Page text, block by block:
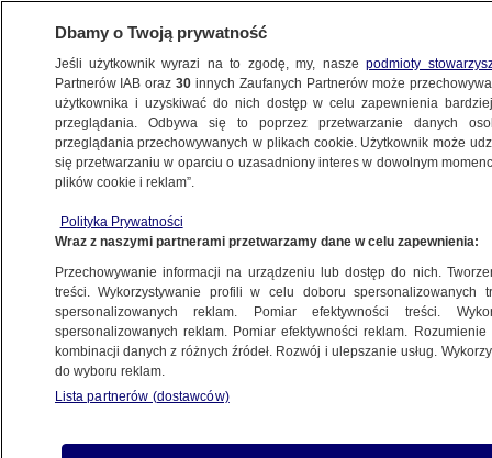
WARSZAWA
OKOLICE
"Słychać było przeraźliwy krzyk".
Szybka reakcja policji uratowała życie
NAJNOWSZE
Wypadek na trasie S8. Kilka godzin
utrudnień
ULICE
Dachowanie w Sulejówku. Jedna
Dbamy o Twoją prywatność
Jeśli użytkownik wyrazi na to zgodę, my, naszepodmioty
Partnerów IAB oraz30 innych Zaufanych Partnerów może
użytkownika i uzyskiwać do nich dostęp w celu zapewnienia
przeglądania. Odbywa się to poprzez przetwarzanie danych
przeglądania przechowywanych w plikach cookie. Użytkownik może
się przetwarzaniu w oparciu o uzasadniony interes w dowolnym
plików cookie i reklam”.
Polityka Prywatności
Wraz z naszymi partnerami przetwarzamy dane w celu zapewnienia:
Przechowywanie informacji na urządzeniu lub dostęp do nich.
treści. Wykorzystywanie profili w celu doboru spersonalizowanych
spersonalizowanych reklam. Pomiar efektywności treści.
spersonalizowanych reklam. Pomiar efektywności reklam.
kombinacji danych z różnych źródeł. Rozwój i ulepszanie usług.
do wyboru reklam.
Lista partnerów (dostawców)